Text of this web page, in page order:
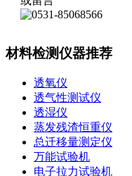
材料检测仪器推荐
透氧仪
透气性测试仪
透湿仪
蒸发残渣恒重仪
总迁移量测定仪
万能试验机
电子拉力试验机